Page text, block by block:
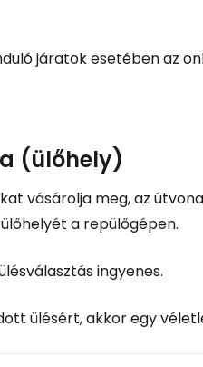
járatok esetében az
(ülőhely)
vásárolja meg, az
a repülőgépen.
ingyenes.
ülésért, akkor egy